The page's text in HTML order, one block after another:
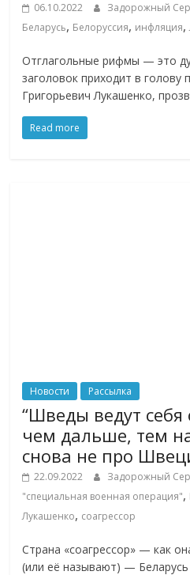
06.10.2022 Задорожный
Беларусь, Белоруссия, инфляция,
Отглагольные рифмы — это
заголовок приходит в голову
Григорьевич Лукашенко,
Read more
Новости Рассылка
“Шведы ведут
чем дальше, тем
снова не про
22.09.2022 Задорожный
"специальная военная операция",
Лукашенко, соагрессор
Страна «соагрессор» — как
(или её называют) —